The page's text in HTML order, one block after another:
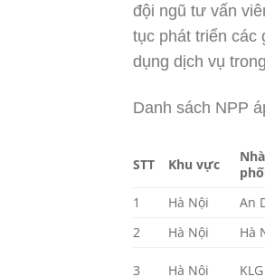
đội ngũ tư vấn
tục phát triển các
dụng dịch vụ
Danh sách NPP
STT Khu vực
1 Hà Nội An
2
Hà Nội Hà
3 Hà Nội